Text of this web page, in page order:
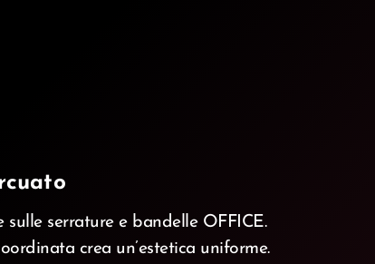
serrature e bandelle OFFICE.
crea un’estetica uniforme.